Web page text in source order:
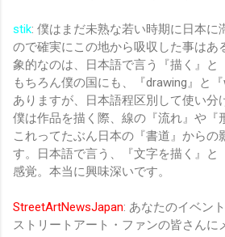
stik: 僕はまだ未熟な若い時期に日本に
ので確実にこの地から吸収した事はあ
象的なのは、日本語で言う『描く』と
もちろん僕の国にも、『drawing』と
ありますが、日本語程区別して使い分
僕は作品を描く際、線の『流れ』や『
これってたぶん日本の『書道』からの
す。日本語で言う、『文字を描く』と
感覚。本当に興味深いです。
StreetArtNewsJapan: あなたのイベン
ストリートアート・ファンの皆さんに